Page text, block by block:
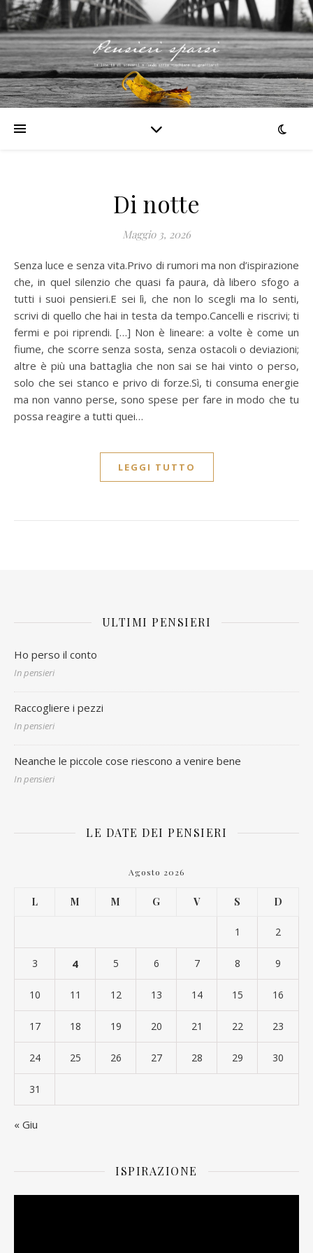
Di notte
Maggio 3, 2026
Senza luce e senza vita.Privo di rumori ma non d’ispirazione
che, in quel silenzio che quasi fa paura, dà libero sfogo a
tutti i suoi pensieri.E sei lì, che non lo scegli ma lo senti,
scrivi di quello che hai in testa da tempo.Cancelli e riscrivi; ti
fermi e poi riprendi. […] Non è lineare: a volte è come un
fiume, che scorre senza sosta, senza ostacoli o deviazioni;
altre è più una battaglia che non sai se hai vinto o perso,
solo che sei stanco e privo di forze.Sì, ti consuma energie
ma non vanno perse, sono spese per fare in modo che tu
possa reagire a tutti quei…
LEGGI TUTTO
ULTIMI PENSIERI
Ho perso il conto
In pensieri
Raccogliere i pezzi
In pensieri
Neanche le piccole cose riescono a venire bene
In pensieri
LE DATE DEI PENSIERI
Agosto 2026
L M M G V S D
1 2
3 4 5 6 7 8 9
10 11 12 13 14 15 16
17 18 19 20 21 22 23
24 25 26 27 28 29 30
31
« Giu
ISPIRAZIONE